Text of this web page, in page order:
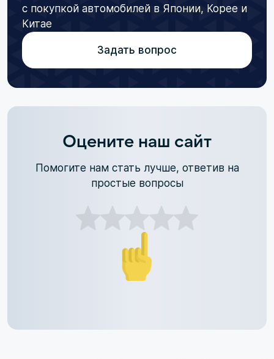
с покупкой автомобилей в Японии, Корее и
Китае
Задать вопрос
Оцените наш сайт
Помогите нам стать лучше, ответив на
простые вопросы